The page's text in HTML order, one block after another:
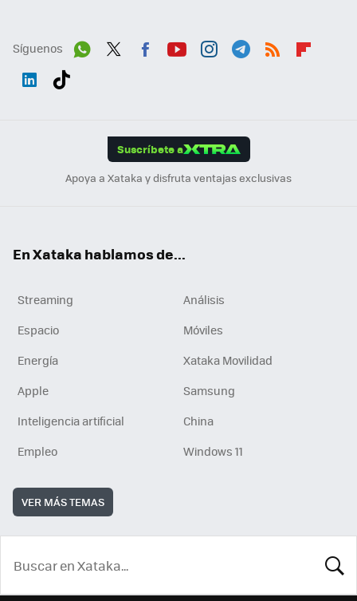
Síguenos
Suscríbete a
Apoya a Xataka y disfruta ventajas exclusivas
En Xataka hablamos de...
Streaming
Análisis
Espacio
Móviles
Energía
Xataka Movilidad
Apple
Samsung
Inteligencia artificial
China
Empleo
Windows 11
VER MÁS TEMAS